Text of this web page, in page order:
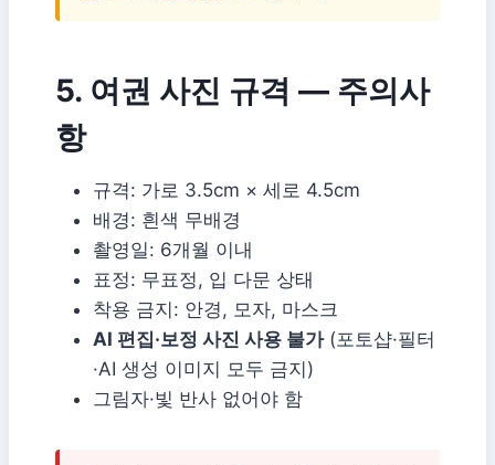
5. 여권 사진 규격 — 주의사
항
규격: 가로 3.5cm × 세로 4.5cm
배경: 흰색 무배경
촬영일: 6개월 이내
표정: 무표정, 입 다문 상태
착용 금지: 안경, 모자, 마스크
AI 편집·보정 사진 사용 불가(포토샵·필터
·AI 생성 이미지 모두 금지)
그림자·빛 반사 없어야 함